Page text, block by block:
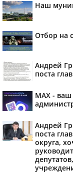
Наш
Отбор на
Андрей
поста
MAX -
Андрей
поста
округа,